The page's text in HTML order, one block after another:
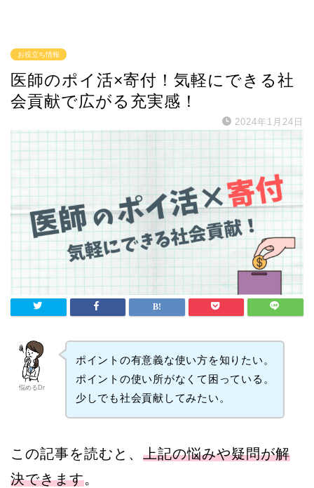
お役立ち情報
医師のポイ活×寄付！気軽にできる社
会貢献で広がる充実感！
2024年1月24日
悩めるDr
ポイントの有意義な使い方を知りたい。
ポイントの使い所がなくて困っている。
少しでも社会貢献してみたい。
この記事を読むと、 上記の悩みや疑問が解
決できます。